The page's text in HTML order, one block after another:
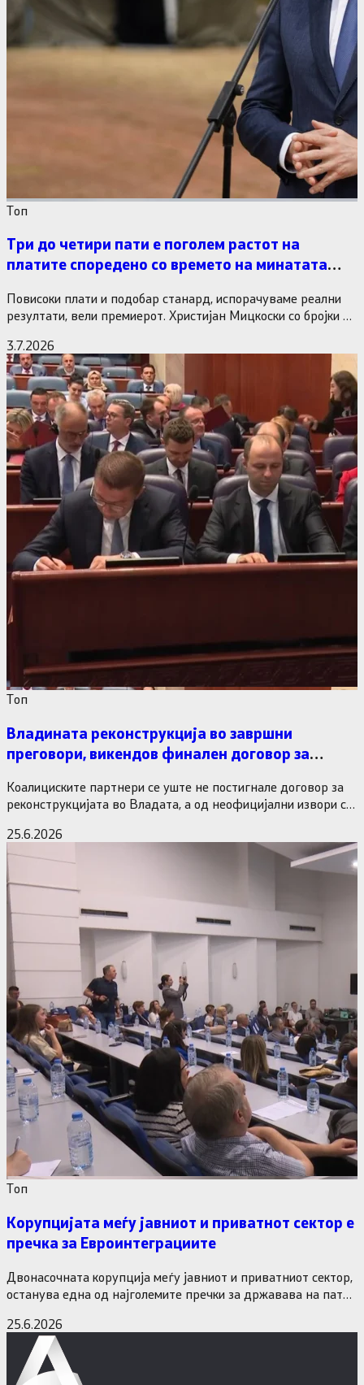
Tоп
Три до четири пати е поголем растот на
платите споредено со времето на минатата
Повисоки плати и подобар станард, испорачуваме реални
резултати, вели премиерот. Христијан Мицкоски со бројки и
3.7.2026
Tоп
Владината реконструкција во завршни
преговори, викендов финален договор за
Коалициските партнери се уште не постигнале договор за
реконструкцијата во Владата, а од неофицијални извори се
25.6.2026
Tоп
Корупцијата меѓу јавниот и приватнот сектор е
пречка за Евроинтеграциите
Двонасочната корупција меѓу јавниот и приватниот сектор,
останува една од најголемите пречки за државава на патот
25.6.2026